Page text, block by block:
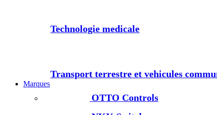
Technologie medicale
Transport terrestre et vehicules
Marques
OTTO Controls